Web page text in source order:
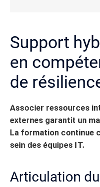
Support
en
de
Associer ressources
externes garantit un
La formation continue
sein des équipes IT.
Articulation